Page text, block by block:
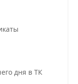
дня в ТК